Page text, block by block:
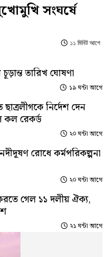
সংঘর্ষে
১১ মিনিট আগে
চূড়ান্ত তারিখ ঘোষণা
১৯ ঘন্টা আগে
ছাত্রলীগকে নির্দেশ দেন
কল রেকর্ড
২০ ঘন্টা আগে
রোধে কর্মপরিকল্পনা
২০ ঘন্টা আগে
গেল ১১ দলীয় ঐক্য,
২১ ঘন্টা আগে